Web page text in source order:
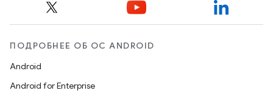
ПОДРОБНЕЕ ОБ ОС ANDROID
Android
Android for Enterprise